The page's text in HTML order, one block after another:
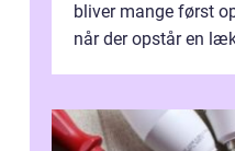
bliver mange først
når der opstår en